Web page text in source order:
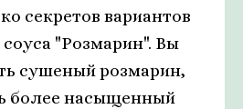
секретов вариантов
"Розмарин". Вы
сушеный розмарин,
более насыщенный